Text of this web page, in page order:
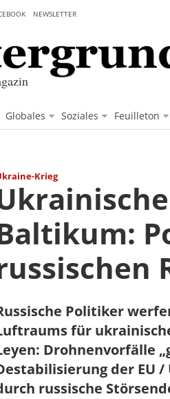
Globales Soziales Feuilleton
NEWSLETTER
Krieg
Politiker
für
Drohnenvorfälle
der EU
russische